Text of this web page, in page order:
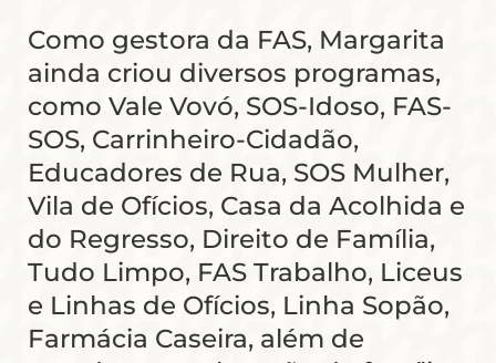
Como gestora da FAS, Margarita
ainda criou diversos programas,
como Vale Vovó, SOS-Idoso, FAS-
SOS, Carrinheiro-Cidadão,
Educadores de Rua, SOS Mulher,
Vila de Ofícios, Casa da Acolhida e
do Regresso, Direito de Família,
Tudo Limpo, FAS Trabalho, Liceus
e Linhas de Ofícios, Linha Sopão,
Farmácia Caseira, além de